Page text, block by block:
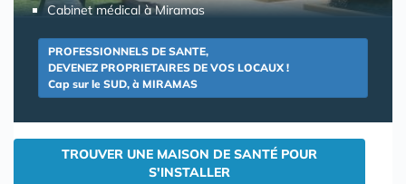
Cabinet médical à Miramas
PROFESSIONNELS DE SANTE,
DEVENEZ PROPRIETAIRES DE VOS LOCAUX !
Cap sur le SUD, à MIRAMAS
TROUVER UNE MAISON DE SANTÉ POUR
S'INSTALLER